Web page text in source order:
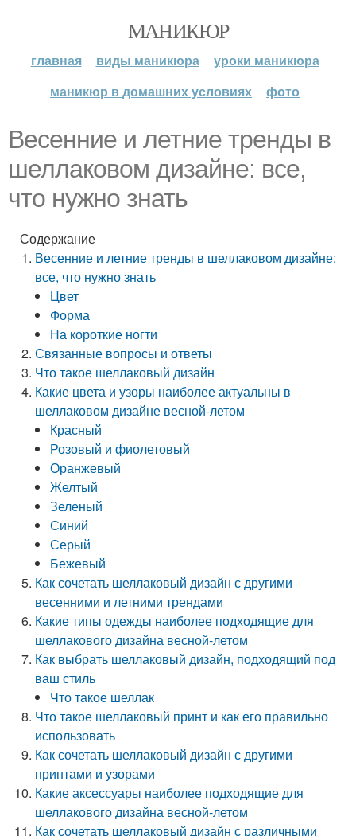
МАНИКЮР
главная виды маникюра
уроки маникюра
маникюр в домашних условиях
фото
Весенние и летние тренды в
шеллаковом дизайне: все,
что нужно знать
Содержание
Весенние и летние тренды в шеллаковом дизайне:
все, что нужно знать
Цвет
Форма
На короткие ногти
Связанные вопросы и ответы
Что такое шеллаковый дизайн
Какие цвета и узоры наиболее актуальны в
шеллаковом дизайне весной-летом
Красный
Розовый и фиолетовый
Оранжевый
Желтый
Зеленый
Синий
Серый
Бежевый
Как сочетать шеллаковый дизайн с другими
весенними и летними трендами
Какие типы одежды наиболее подходящие для
шеллакового дизайна весной-летом
Как выбрать шеллаковый дизайн, подходящий под
ваш стиль
Что такое шеллак
Что такое шеллаковый принт и как его правильно
использовать
Как сочетать шеллаковый дизайн с другими
принтами и узорами
Какие аксессуары наиболее подходящие для
шеллакового дизайна весной-летом
Как сочетать шеллаковый дизайн с различными